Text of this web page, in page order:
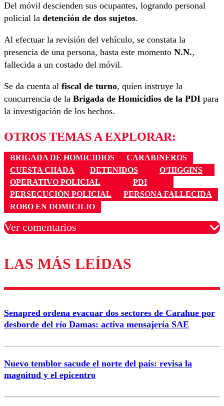
Del móvil descienden sus ocupantes, logrando personal
policial la detención de dos sujetos.
Al efectuar la revisión del vehículo, se constata la
presencia de una persona, hasta este momento N.N.,
fallecida a un costado del móvil.
Se da cuenta al fiscal de turno, quien instruye la
concurrencia de la Brigada de Homicidios de la PDI para
la investigación de los hechos.
OTROS TEMAS A EXPLORAR:
BRIGADA DE HOMICIDIOS
CARABINEROS
CUESTA CHADA
DETENIDOS
O’HIGGINS
OPERATIVO POLICIAL
PDI
PERSECUCIÓN POLICIAL
PERSONA FALLECIDA
ROBO EN DOMICILIO
Ver comentarios
Los comentarios son moderados para garantizar un
diálogo respetuoso.
Correo
LAS MÁS LEÍDAS
Senapred ordena evacuar dos sectores de Carahue por
desborde del río Damas: activa mensajería SAE
Nuevo temblor sacude el norte del país: revisa la
magnitud y el epicentro